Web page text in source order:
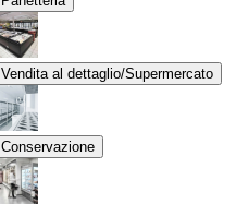
Vendita al dettaglio/Supermercato
Conservazione